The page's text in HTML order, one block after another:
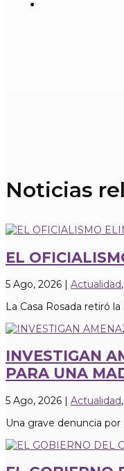
Noticias
EL
5 Ago, 2026 | Actualidad,
La Casa Rosada retiró
INVESTIGAN
PARA UNA
5 Ago, 2026 | Actualidad,
Una grave denuncia